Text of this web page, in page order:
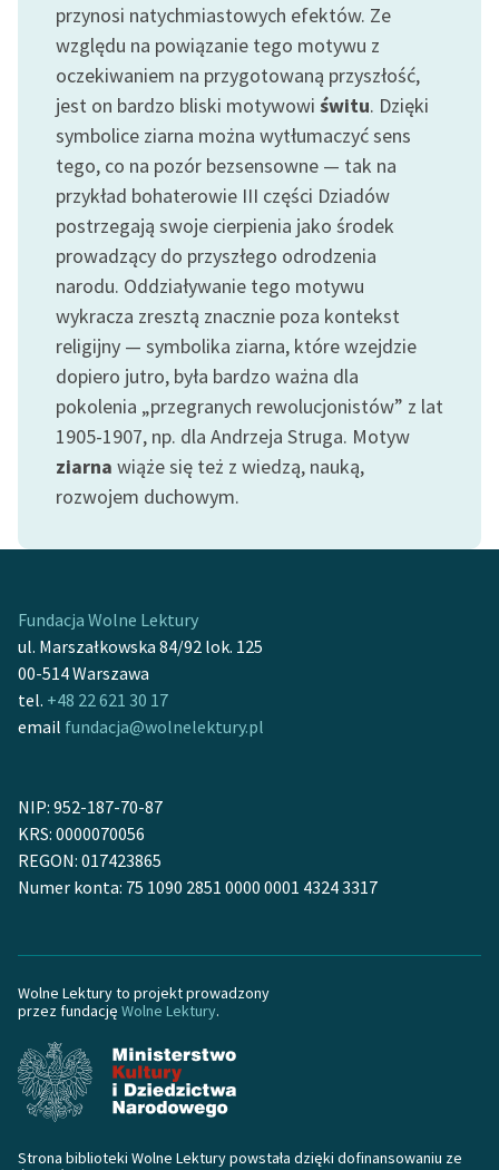
niepełnosprawnościami
Feministyczne inspiracje.
Popularyzacja
skandynawskiej literatury
feministycznej
Ręce pełne poezji
Kolekcje edukacyjne
twórców przechodzących
do domeny publicznej,
lektur szkolnych oraz
Starego Testamentu
Odkurzamy bohaterów
Szkoła Poezji Wolnych
O nas
Kontakt
Zespół
Zasady wykorzystania
Wolnych Lektur
Materiały promocyjne
Polityka prywatności
sprawozdania finansowe
Regulamin darowizn
Informacja o treściach
wrażliwych
Deklaracja dostępności
przynosi natychmiastowych efektów. Ze
względu na powiązanie tego motywu z
oczekiwaniem na przygotowaną przyszłość,
jest on bardzo bliski motywowi świtu. Dzięki
symbolice ziarna można wytłumaczyć sens
tego, co na pozór bezsensowne — tak na
przykład bohaterowie III części Dziadów
postrzegają swoje cierpienia jako środek
prowadzący do przyszłego odrodzenia
narodu. Oddziaływanie tego motywu
wykracza zresztą znacznie poza kontekst
religijny — symbolika ziarna, które wzejdzie
dopiero jutro, była bardzo ważna dla
pokolenia „przegranych rewolucjonistów” z lat
1905-1907, np. dla Andrzeja Struga. Motyw
ziarna wiąże się też z wiedzą, nauką,
rozwojem duchowym.
Fundacja Wolne Lektury
ul. Marszałkowska 84/92 lok. 125
00-514 Warszawa
tel. +48 22 621 30 17
email fundacja@wolnelektury.pl
NIP: 952-187-70-87
KRS: 0000070056
REGON: 017423865
Numer konta: 75 1090 2851 0000 0001 4324 3317
Wolne Lektury to projekt prowadzony
przez fundację Wolne Lektury.
Strona biblioteki Wolne Lektury powstała dzięki dofinansowaniu ze